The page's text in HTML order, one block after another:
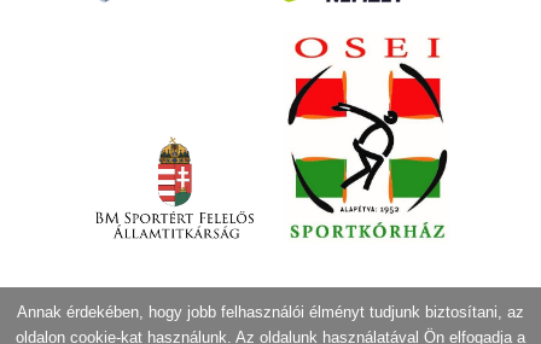
Annak érdekében, hogy jobb felhasználói élményt tudjunk biztosítani, az
oldalon cookie-kat használunk. Az oldalunk használatával Ön elfogadja a